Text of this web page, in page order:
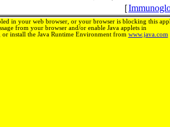
［
in your web browser, or your browser is blocking this
from your browser and/or enable Java applets in
or install the Java Runtime Environment from www.java.com